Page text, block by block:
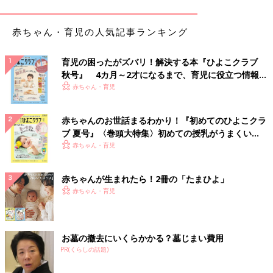
よっし「クリアなので中身がすぐ見れて、探し物をしないですみ
ます。使わないときは畳んで場所取らないところがいいです。軽
いので天袋などの高いところに収納するのも楽チンです」
【第４位】ラタンカトラリーケース
赤ちゃん・育児の人気記事ランキング
育児の困ったがズバリ！解決する本『ひよこクラブ
秋号』 4カ月～2才になるまで、育児に役立つ情報が
いっぱい！
赤ちゃん・育児
赤ちゃんのお世話まるわかり！『初めてのひよこクラ
ブ 夏号』〈巻頭大特集〉初めての授乳がうまくい
く！ おっぱい・ミルクの基本と夏のトラブル 解決テ
赤ちゃん・育児
赤ちゃんが生まれたら！2冊の「たまひよ」
赤ちゃん・育児
お墓の撤去にいくらかかる？墓じまい費用
PR(くらしの話題)